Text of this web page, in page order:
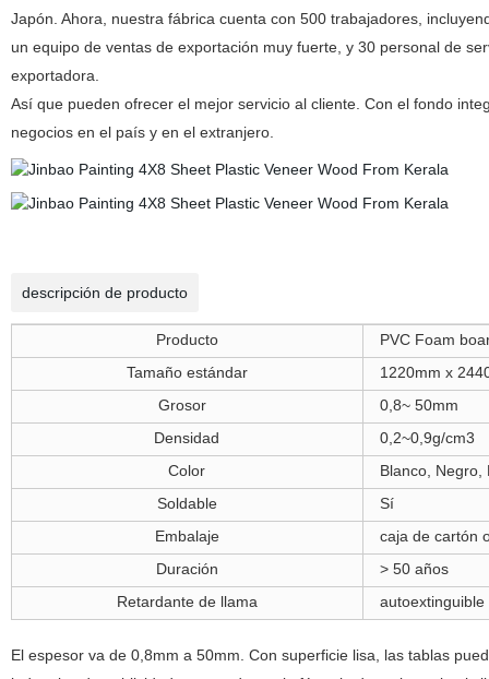
Japón. Ahora, nuestra fábrica cuenta con 500 trabajadores,
un equipo de ventas de exportación muy fuerte, y 30 personal de
exportadora.
Así que pueden ofrecer el mejor servicio al cliente. Con el fondo
negocios en el país y en el extranjero.
descripción de producto
Producto
PVC Foam
Tamaño estándar
1220mm x
Grosor
0,8~ 50mm
Densidad
0,2~0,9g/cm3
Color
Blanco, Negro,
Soldable
Sí
Embalaje
caja de cartón
Duración
> 50 años
Retardante de llama
El espesor va de 0,8mm a 50mm. Con superficie lisa, las tablas